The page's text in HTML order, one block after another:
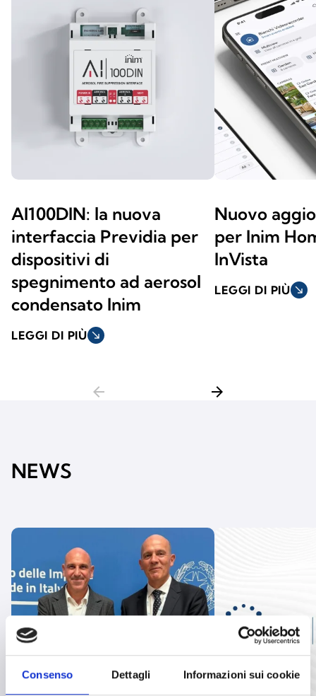
Consenso Dettagli Informazioni sui cookie
AI100DIN: la nuova
interfaccia Previdia per
dispositivi di
spegnimento ad aerosol
condensato Inim
LEGGI DI PIÙ south_east
Nuovo
per Inim
InVista
LEGGI DI PIÙ south_east
arrow_back arrow_forward
NEWS